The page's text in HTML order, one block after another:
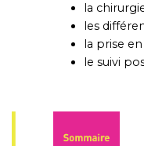
la
les
la prise
le suivi